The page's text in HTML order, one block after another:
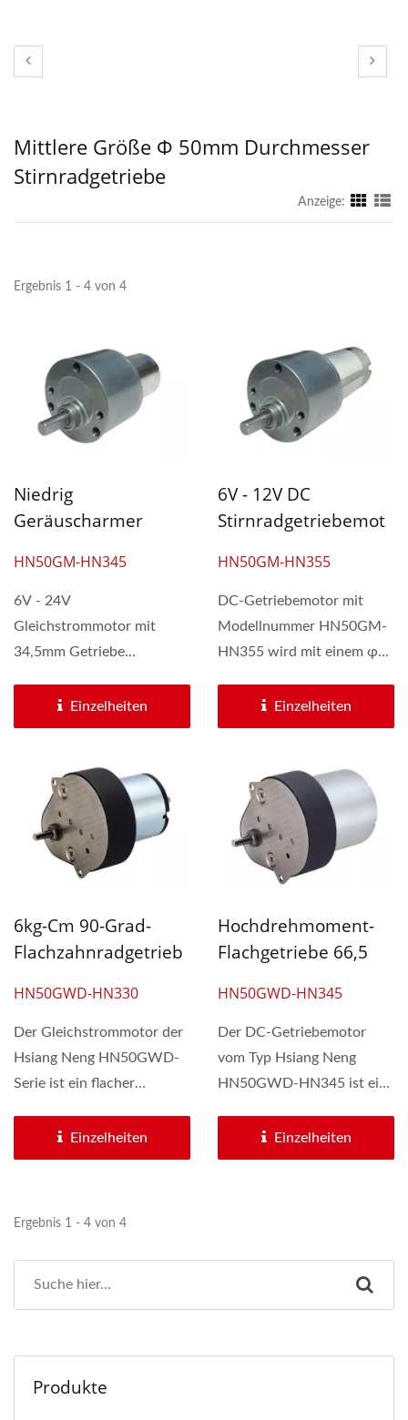
Mittlere Größe Φ 50mm Durchmesser
Stirnradgetriebe
Anzeige:
Ergebnis 1 - 4 von 4
Niedrig
Geräuscharmer
Motor 6V - 24V Mit
Getriebe 34,5 Mm
Außendurchmesser.
HN50GM-HN345
6V - 24V
Gleichstrommotor mit
34,5mm Getriebe
Getriebemotor wird mit φ
50mm...
Einzelheiten
6V - 12V DC
Stirnradgetriebemot
Getriebereduzierer
Und Einem
Durchmesser Von 50
Mm
HN50GM-HN355
DC-Getriebemotor mit
Modellnummer HN50GM-
HN355 wird mit einem φ
Stirnradgetriebe...
Einzelheiten
6kg-Cm 90-Grad-
Flachzahnradgetrieb
6V - 24V
Gleichstrommotor
HN50GWD-HN330
Der Gleichstrommotor der
Hsiang Neng HN50GWD-
Serie ist ein flacher
mit einem...Einzelheiten
Hochdrehmoment-
Flachgetriebe 66,5
6V - 24V DC 34,5 Mm
Getriebemotor
HN50GWD-HN345
Der DC-Getriebemotor
vom Typ Hsiang Neng
HN50GWD-HN345 ist ein
Spezialgetriebekasten...
Einzelheiten
Ergebnis 1 - 4 von 4
Produkte